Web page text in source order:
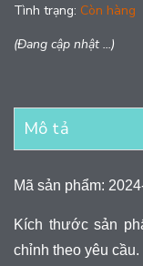
Tình trạng: Còn hàng
(Đang cập nhật ...)
Mô tả
Mã sản phẩm:
Kích thước sản
chỉnh theo yêu cầu.